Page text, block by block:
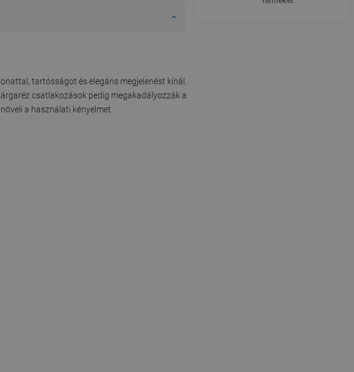
tartósságot és elegáns megjelenést kínál.
csatlakozások pedig megakadályozzák a
a használati kényelmet.